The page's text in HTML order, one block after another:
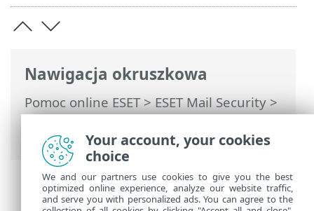
Nawigacja okruszkowa
Pomoc online ESET>ESET Mail Security>
Ustawienia zaawansowane> Kontrola
dostępu do urządzeń
Your account, your cookies
choice
We and our partners use cookies to give you the best
optimized online experience, analyze our website traffic,
and serve you with personalized ads. You can agree to the